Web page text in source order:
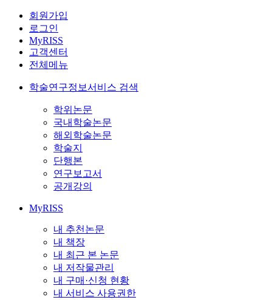
회원가입
로그인
MyRISS
고객센터
전체메뉴
학술연구정보서비스 검색
학위논문
국내학술논문
해외학술논문
학술지
단행본
연구보고서
공개강의
MyRISS
내 추천논문
내 책장
내 최근 본 논문
내 저작물관리
내 구매·신청 현황
내 서비스 사용권한